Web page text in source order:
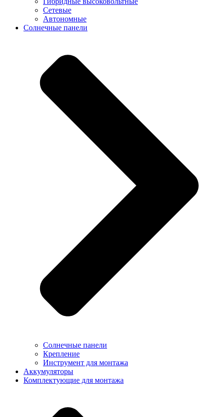
Сетевые
Автономные
Солнечные панели
Солнечные панели
Крепление
Инструмент для монтажа
Аккумуляторы
Комплектующие для монтажа